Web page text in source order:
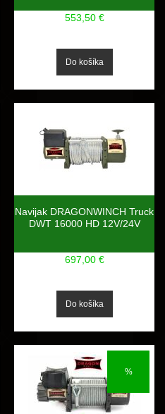
553,50 €
Navijak DRAGONWINCH Truck
DWT 16000 HD 12V/24V
697,00 €
%